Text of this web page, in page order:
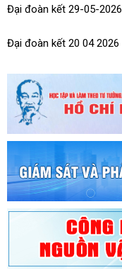
Đại đoàn kết 29-05-2026
Đại đoàn kết 20 04 2026